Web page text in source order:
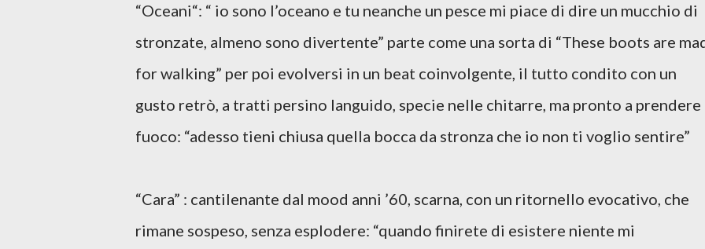
“Oceani“: “ io sono l’oceano e tu neanche un pesce mi piace di dire un mucchio di
stronzate, almeno sono divertente” parte come una sorta di “These boots are
for walking” per poi evolversi in un beat coinvolgente, il tutto condito con un
gusto retrò, a tratti persino languido, specie nelle chitarre, ma pronto a prendere
fuoco: “adesso tieni chiusa quella bocca da stronza che io non ti voglio sentire”
“Cara” : cantilenante dal mood anni ’60, scarna, con un ritornello evocativo, che
rimane sospeso, senza esplodere: “quando finirete di esistere niente mi